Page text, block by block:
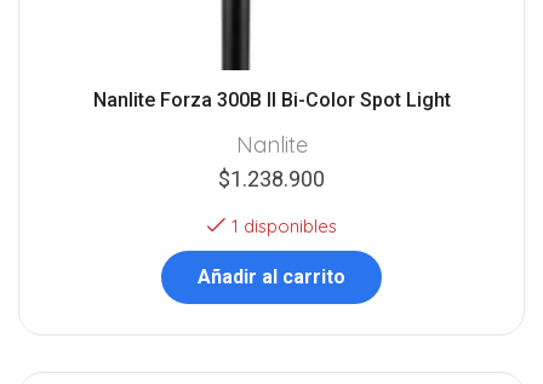
Nanlite Forza 300B II Bi-Color Spot Light
Nanlite
$1.238.900
1 disponibles
Añadir al carrito